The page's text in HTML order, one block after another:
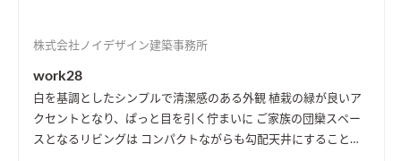
株式会社ノイデザイン建築事務所
work28
白を基調としたシンプルで清潔感のある外観 植栽の緑が良いア
クセントとなり、ぱっと目を引く佇まいに ご家族の団欒スペー
スとなるリビングは コンパクトながらも勾配天井にすることで